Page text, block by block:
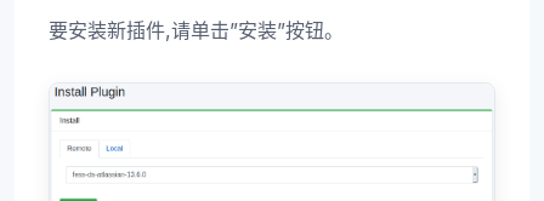
要安装新插件,请单击”安装”按钮。